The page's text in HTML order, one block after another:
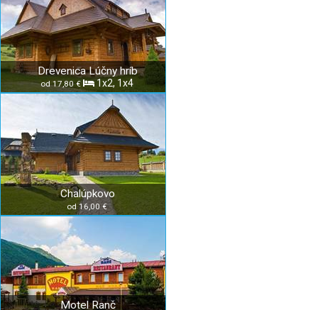
Drevenica Lúčny hríb
od 17,80 € 1x2, 1x4
Chalúpkovo
od 16,00 €
Motel Ranč